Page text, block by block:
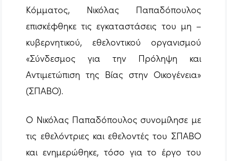
Κόμματος, Νικόλας Παπαδόπουλος
επισκέφθηκε τις εγκαταστάσεις του μη –
κυβερνητικού, εθελοντικού οργανισμού
«Σύνδεσμος για την Πρόληψη και
Αντιμετώπιση της Βίας στην Οικογένεια»
(ΣΠΑΒΟ).
Ο Νικόλας Παπαδόπουλος συνομίλησε με
τις εθελόντριες και εθελοντές του ΣΠΑΒΟ
και ενημερώθηκε, τόσο για το έργο του